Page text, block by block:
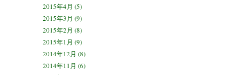
2015年4月 (5)
2015年3月 (9)
2015年2月 (8)
2015年1月 (9)
2014年12月 (8)
2014年11月 (6)